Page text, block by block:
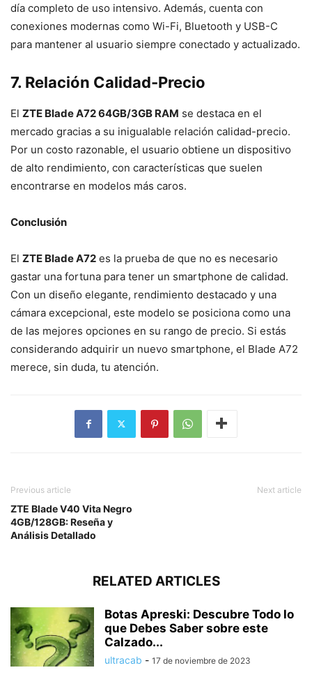
día completo de uso intensivo. Además, cuenta con
conexiones modernas como Wi-Fi, Bluetooth y USB-C
para mantener al usuario siempre conectado y actualizado.
7. Relación Calidad-Precio
El ZTE Blade A72 64GB/3GB RAM se destaca en el
mercado gracias a su inigualable relación calidad-precio.
Por un costo razonable, el usuario obtiene un dispositivo
de alto rendimiento, con características que suelen
encontrarse en modelos más caros.
Conclusión
El ZTE Blade A72 es la prueba de que no es necesario
gastar una fortuna para tener un smartphone de calidad.
Con un diseño elegante, rendimiento destacado y una
cámara excepcional, este modelo se posiciona como una
de las mejores opciones en su rango de precio. Si estás
considerando adquirir un nuevo smartphone, el Blade A72
merece, sin duda, tu atención.
Previous article
ZTE Blade V40 Vita Negro
4GB/128GB: Reseña y
Análisis Detallado
Next article
RELATED ARTICLES
Botas Apreski: Descubre Todo lo
que Debes Saber sobre este
Calzado...
ultracab - 17 de noviembre de 2023